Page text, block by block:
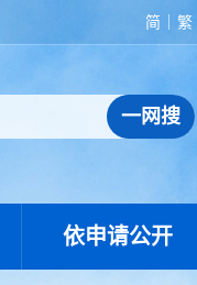
简 繁
依申请公开